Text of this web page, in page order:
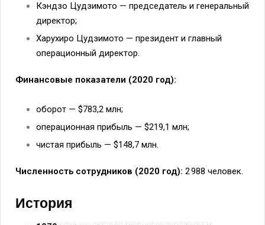
Кэндзо Цудзимото — председатель и генеральный
директор;
Харухиро Цудзимото — президент и главный
операционный директор.
Финансовые показатели (2020 год):
оборот — $783,2 млн;
операционная прибыль — $219,1 млн;
чистая прибыль — $148,7 млн.
Численность сотрудников (2020 год): 2 988 человек.
История